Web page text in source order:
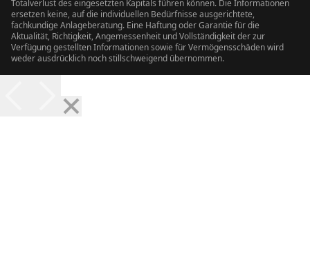
Totalverlust des eingesetzten Kapitals führen können. Die Informationen
ersetzen keine, auf die individuellen Bedürfnisse ausgerichtete,
fachkundige Anlageberatung. Eine Haftung oder Garantie für die
Aktualität, Richtigkeit, Angemessenheit und Vollständigkeit der zur
Verfügung gestellten Informationen sowie für Vermögensschäden wird
weder ausdrücklich noch stillschweigend übernommen.